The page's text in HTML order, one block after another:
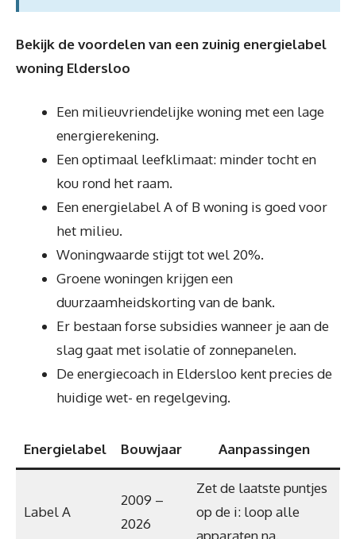
Bekijk de voordelen van een zuinig energielabel
woning Eldersloo
Een milieuvriendelijke woning met een lage
energierekening.
Een optimaal leefklimaat: minder tocht en
kou rond het raam.
Een energielabel A of B woning is goed voor
het milieu.
Woningwaarde stijgt tot wel 20%.
Groene woningen krijgen een
duurzaamheidskorting van de bank.
Er bestaan forse subsidies wanneer je aan de
slag gaat met isolatie of zonnepanelen.
De energiecoach in Eldersloo kent precies de
huidige wet- en regelgeving.
Energielabel Bouwjaar Aanpassingen
Label A
2009 –
2026
Zet de laatste puntjes
op de i: loop alle
apparaten na.